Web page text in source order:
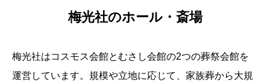
梅光社のホール・斎場
梅光社はコスモス会館とむさし会館の2つの葬祭会館を
運営しています。規模や立地に応じて、家族葬から大規